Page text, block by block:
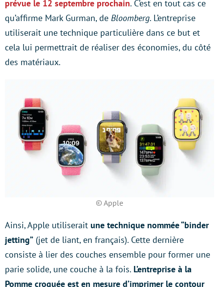
prévue le 12 septembre prochain. C’est en tout cas ce
qu’affirme Mark Gurman, de Bloomberg. L’entreprise
utiliserait une technique particulière dans ce but et
cela lui permettrait de réaliser des économies, du côté
des matériaux.
© Apple
Ainsi, Apple utiliserait une technique nommée “binder
jetting” (jet de liant, en français). Cette dernière
consiste à lier des couches ensemble pour former une
parie solide, une couche à la fois. L’entreprise à la
Pomme croquée est en mesure d’imprimer le contour